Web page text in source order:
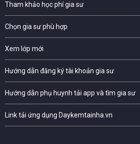
Tham khảo học phí gia sư
Chọn gia sư phù hợp
Xem lớp mới
Hướng dẫn đăng ký tài khoản gia sư
Hướng dẫn phụ huynh tải app và tìm gia sư
Link tải ứng dụng Daykemtainha.vn